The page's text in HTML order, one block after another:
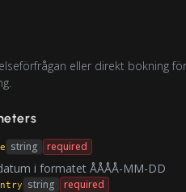
eller direkt bokning
string required
i formatet ÅÅÅÅ-MM-DD
string required